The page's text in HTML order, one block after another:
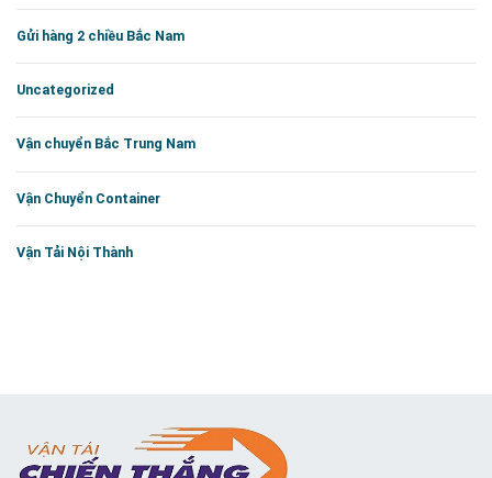
Gửi hàng 2 chiều Bắc Nam
Uncategorized
Vận chuyển Bắc Trung Nam
Vận Chuyển Container
Vận Tải Nội Thành